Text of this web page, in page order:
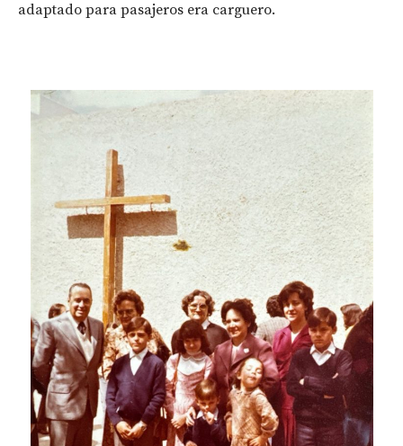
adaptado para pasajeros era carguero.